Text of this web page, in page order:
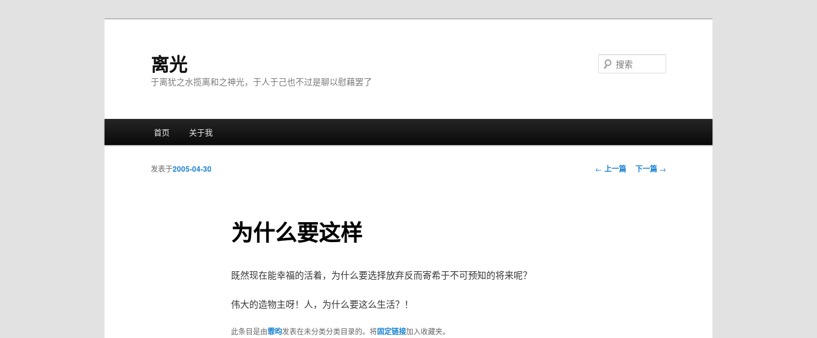
离光
于离犹之水揽离和之神光，于人于己也不过是聊以慰藉罢了
跳至主内容区域
跳至副内容区域
首页 关于我
文章导航
← 上一篇 下一篇 →
为什么要这样
发表于2005-04-30
既然现在能幸福的活着，为什么要选择放弃反而寄希于不可预知的将来呢？
伟大的造物主呀！人，为什么要这么生活？！
此条目是由霏昀发表在未分类分类目录的。将固定链接加入收藏夹。